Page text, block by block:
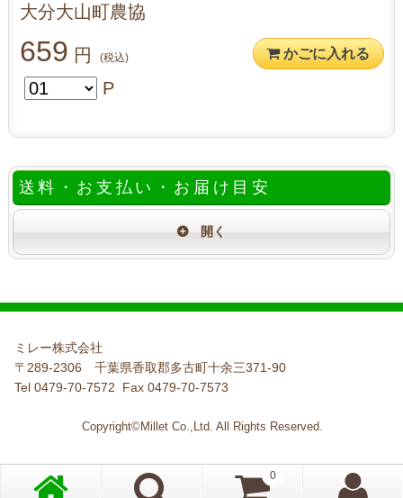
0
大分大山町農協
659 円 (税込) かごに入れる
P
送料・お支払い・お届け目安
ミレー株式会社
〒289-2306 千葉県香取郡多古町十余三371-90
Tel 0479-70-7572 Fax 0479-70-7573
Copyright©Millet Co.,Ltd. All Rights Reserved.